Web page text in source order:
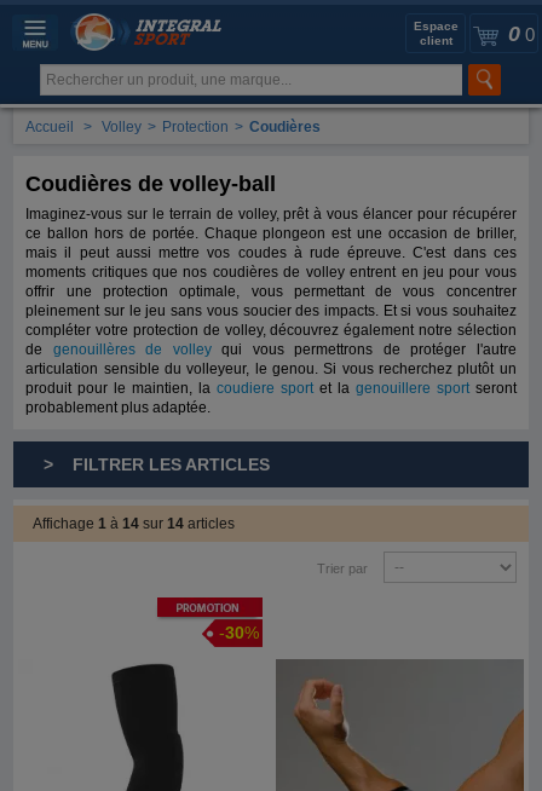
0 0
Espace
client
Accueil > Volley > Protection > Coudières
Coudières de volley-ball
Imaginez-vous sur le terrain de volley, prêt à vous élancer pour récupérer
ce ballon hors de portée. Chaque plongeon est une occasion de briller,
mais il peut aussi mettre vos coudes à rude épreuve. C'est dans ces
moments critiques que nos coudières de volley entrent en jeu pour vous
offrir une protection optimale, vous permettant de vous concentrer
pleinement sur le jeu sans vous soucier des impacts. Et si vous souhaitez
compléter votre protection de volley, découvrez également notre sélection
de genouillères de volleyqui vous permettrons de protéger l'autre
articulation sensible du volleyeur, le genou. Si vous recherchez plutôt un
produit pour le maintien, lacoudiere sportet la genouillere sportseront
probablement plus adaptée.
> FILTRER LES ARTICLES
Affichage1à14sur14articles
Trier par
Promotion
-30%